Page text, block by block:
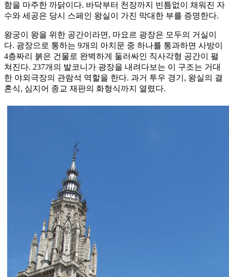
함을 마주한 까닭이다. 바닥부터 천장까지 빈틈없이 채워진 자
수와 세공은 당시 스페인 왕실이 가진 막대한 부를 증명한다.
왕궁이 왕을 위한 공간이라면, 마요르 광장은 모두의 거실이
다. 광장으로 통하는 9개의 아치문 중 하나를 통과하면 사방이
4층짜리 붉은 건물로 완벽하게 둘러싸인 직사각형 공간이 펼
쳐진다. 237개의 발코니가 광장을 내려다보는 이 구조는 거대
한 야외극장의 관람석 역할을 한다. 과거 투우 경기, 왕실의 결
혼식, 심지어 종교 재판의 화형식까지 열렸다.